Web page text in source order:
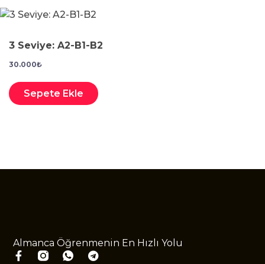
3 Seviye: A2-B1-B2
30.000₺
Sepete Ekle
Almanca Öğrenmenin En Hızlı Yolu